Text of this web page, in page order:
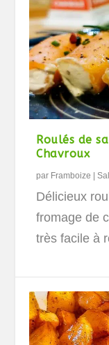
Roulés de
Chavroux
par Framboize |
Délicieux
fromage de
très facile à